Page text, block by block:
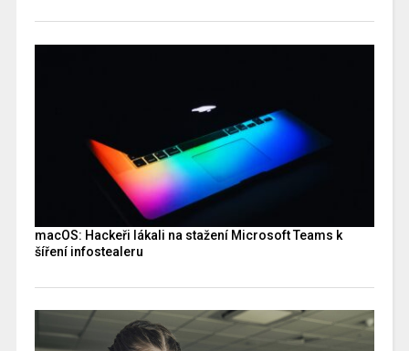
macOS: Hackeři lákali na stažení Microsoft Teams k
šíření infostealeru